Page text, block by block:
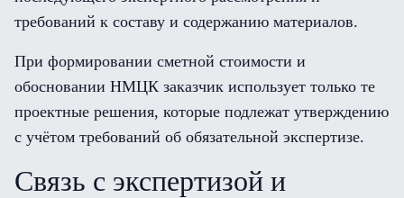
требований к составу и содержанию материалов.
При формировании сметной стоимости и
обосновании НМЦК заказчик использует только те
проектные решения, которые подлежат утверждению
с учётом требований об обязательной экспертизе.
Связь с экспертизой и